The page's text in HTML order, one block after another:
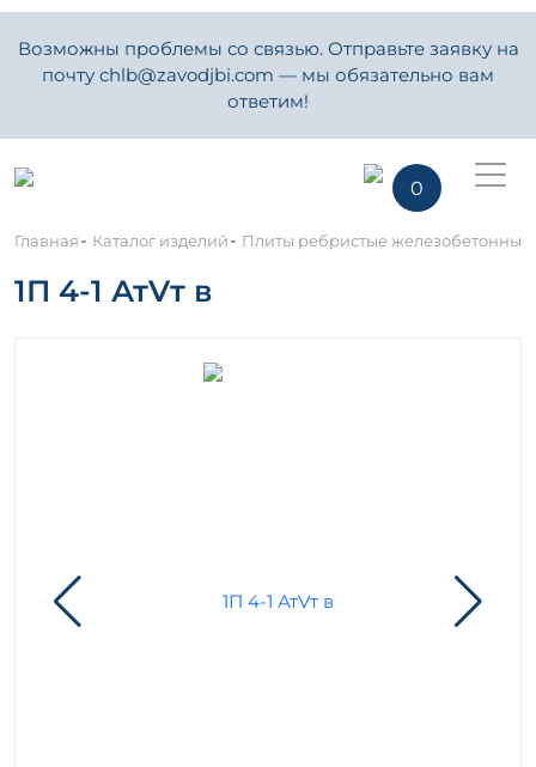
Возможны проблемы со связью. Отправьте заявку на
почту chlb@zavodjbi.com — мы обязательно вам
ответим!
0
Главная- Каталог изделий- Плиты ребристые железобетонные
1П 4-1 АтVт в